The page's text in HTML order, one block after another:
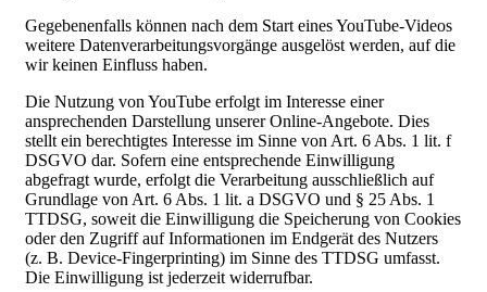
Gegebenenfalls können nach dem Start eines YouTube-Videos
weitere Datenverarbeitungsvorgänge ausgelöst werden, auf die
wir keinen Einfluss haben.
Die Nutzung von YouTube erfolgt im Interesse einer
ansprechenden Darstellung unserer Online-Angebote. Dies
stellt ein berechtigtes Interesse im Sinne von Art. 6 Abs. 1 lit. f
DSGVO dar. Sofern eine entsprechende Einwilligung
abgefragt wurde, erfolgt die Verarbeitung ausschließlich auf
Grundlage von Art. 6 Abs. 1 lit. a DSGVO und § 25 Abs. 1
TTDSG, soweit die Einwilligung die Speicherung von Cookies
oder den Zugriff auf Informationen im Endgerät des Nutzers
(z. B. Device-Fingerprinting) im Sinne des TTDSG umfasst.
Die Einwilligung ist jederzeit widerrufbar.